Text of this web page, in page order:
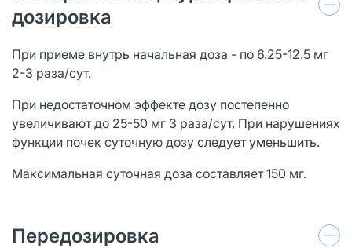
дозировка
При приеме внутрь начальная доза - по 6.25-12.5 мг
2-3 раза/сут.
При недостаточном эффекте дозу постепенно
увеличивают до 25-50 мг 3 раза/сут. При нарушениях
функции почек суточную дозу следует уменьшить.
Максимальная суточная доза составляет 150 мг.
Передозировка